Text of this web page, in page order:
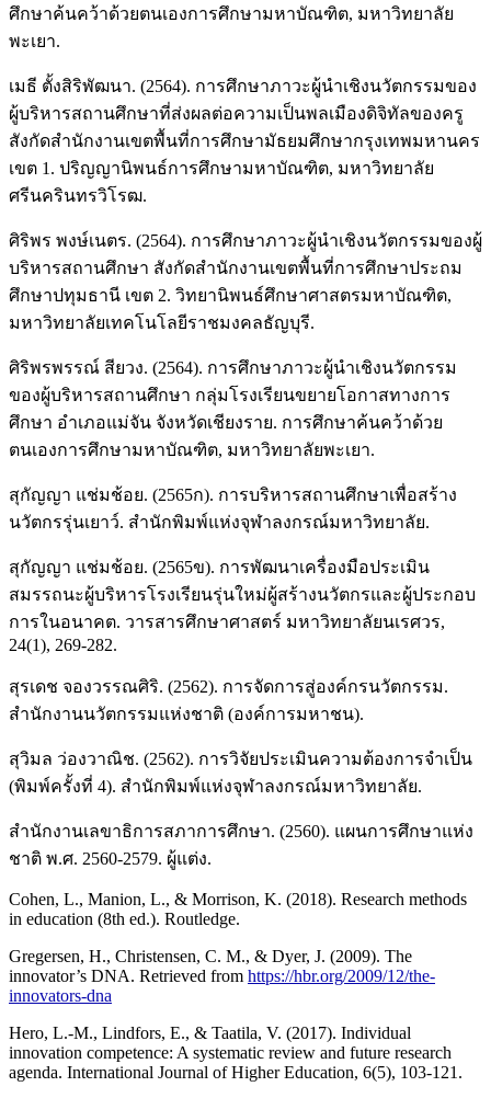
ศึกษาค้นคว้าด้วยตนเองการศึกษามหาบัณฑิต, มหาวิทยาลัย
พะเยา.
เมธี ตั้งสิริพัฒนา. (2564). การศึกษาภาวะผู้นำเชิงนวัตกรรมของ
ผู้บริหารสถานศึกษาที่ส่งผลต่อความเป็นพลเมืองดิจิทัลของครู
สังกัดสำนักงานเขตพื้นที่การศึกษามัธยมศึกษากรุงเทพมหานคร
เขต 1. ปริญญานิพนธ์การศึกษามหาบัณฑิต, มหาวิทยาลัย
ศรีนครินทรวิโรฒ.
ศิริพร พงษ์เนตร. (2564). การศึกษาภาวะผู้นำเชิงนวัตกรรมของผู้
บริหารสถานศึกษา สังกัดสำนักงานเขตพื้นที่การศึกษาประถม
ศึกษาปทุมธานี เขต 2. วิทยานิพนธ์ศึกษาศาสตรมหาบัณฑิต,
มหาวิทยาลัยเทคโนโลยีราชมงคลธัญบุรี.
ศิริพรพรรณ์ สียวง. (2564). การศึกษาภาวะผู้นำเชิงนวัตกรรม
ของผู้บริหารสถานศึกษา กลุ่มโรงเรียนขยายโอกาสทางการ
ศึกษา อำเภอแม่จัน จังหวัดเชียงราย. การศึกษาค้นคว้าด้วย
ตนเองการศึกษามหาบัณฑิต, มหาวิทยาลัยพะเยา.
สุกัญญา แช่มช้อย. (2565ก). การบริหารสถานศึกษาเพื่อสร้าง
นวัตกรรุ่นเยาว์. สำนักพิมพ์แห่งจุฬาลงกรณ์มหาวิทยาลัย.
สุกัญญา แช่มช้อย. (2565ข). การพัฒนาเครื่องมือประเมิน
สมรรถนะผู้บริหารโรงเรียนรุ่นใหม่ผู้สร้างนวัตกรและผู้ประกอบ
การในอนาคต. วารสารศึกษาศาสตร์ มหาวิทยาลัยนเรศวร,
24(1), 269-282.
สุรเดช จองวรรณศิริ. (2562). การจัดการสู่องค์กรนวัตกรรม.
สำนักงานนวัตกรรมแห่งชาติ (องค์การมหาชน).
สุวิมล ว่องวาณิช. (2562). การวิจัยประเมินความต้องการจำเป็น
(พิมพ์ครั้งที่ 4). สำนักพิมพ์แห่งจุฬาลงกรณ์มหาวิทยาลัย.
สำนักงานเลขาธิการสภาการศึกษา. (2560). แผนการศึกษาแห่ง
ชาติ พ.ศ. 2560-2579. ผู้แต่ง.
Cohen, L., Manion, L., & Morrison, K. (2018). Research methods
in education (8th ed.). Routledge.
Gregersen, H., Christensen, C. M., & Dyer, J. (2009). The
innovator’s DNA. Retrieved from https://hbr.org/2009/12/the-
innovators-dna
Hero, L.-M., Lindfors, E., & Taatila, V. (2017). Individual
innovation competence: A systematic review and future research
agenda. International Journal of Higher Education, 6(5), 103-121.